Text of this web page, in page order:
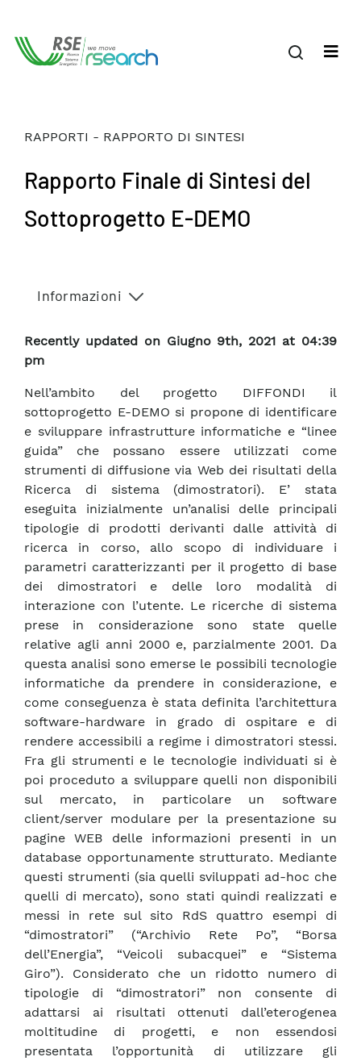
RAPPORTI - RAPPORTO DI SINTESI
Rapporto Finale di Sintesi del
Sottoprogetto E-DEMO
Informazioni
Recently updated on Giugno 9th, 2021 at 04:39
pm
Nell’ambito del progetto DIFFONDI il
sottoprogetto E-DEMO si propone di identificare
e sviluppare infrastrutture informatiche e “linee
guida” che possano essere utilizzati come
strumenti di diffusione via Web dei risultati della
Ricerca di sistema (dimostratori). E’ stata
eseguita inizialmente un’analisi delle principali
tipologie di prodotti derivanti dalle attività di
ricerca in corso, allo scopo di individuare i
parametri caratterizzanti per il progetto di base
dei dimostratori e delle loro modalità di
interazione con l’utente. Le ricerche di sistema
prese in considerazione sono state quelle
relative agli anni 2000 e, parzialmente 2001. Da
questa analisi sono emerse le possibili tecnologie
informatiche da prendere in considerazione, e
come conseguenza è stata definita l’architettura
software-hardware in grado di ospitare e di
rendere accessibili a regime i dimostratori stessi.
Fra gli strumenti e le tecnologie individuati si è
poi proceduto a sviluppare quelli non disponibili
sul mercato, in particolare un software
client/server modulare per la presentazione su
pagine WEB delle informazioni presenti in un
database opportunamente strutturato. Mediante
questi strumenti (sia quelli sviluppati ad-hoc che
quelli di mercato), sono stati quindi realizzati e
messi in rete sul sito RdS quattro esempi di
“dimostratori” (“Archivio Rete Po”, “Borsa
dell’Energia”, “Veicoli subacquei” e “Sistema
Giro”). Considerato che un ridotto numero di
tipologie di “dimostratori” non consente di
adattarsi ai risultati ottenuti dall’eterogenea
moltitudine di progetti, e non essendosi
presentata l’opportunità di utilizzare gli